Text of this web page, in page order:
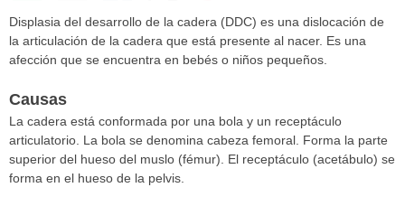
Displasia del desarrollo de la cadera (DDC) es una dislocación de
la articulación de la cadera que está presente al nacer. Es una
afección que se encuentra en bebés o niños pequeños.
Causas
La cadera está conformada por una bola y un receptáculo
articulatorio. La bola se denomina cabeza femoral. Forma la parte
superior del hueso del muslo (fémur). El receptáculo (acetábulo) se
forma en el hueso de la pelvis.